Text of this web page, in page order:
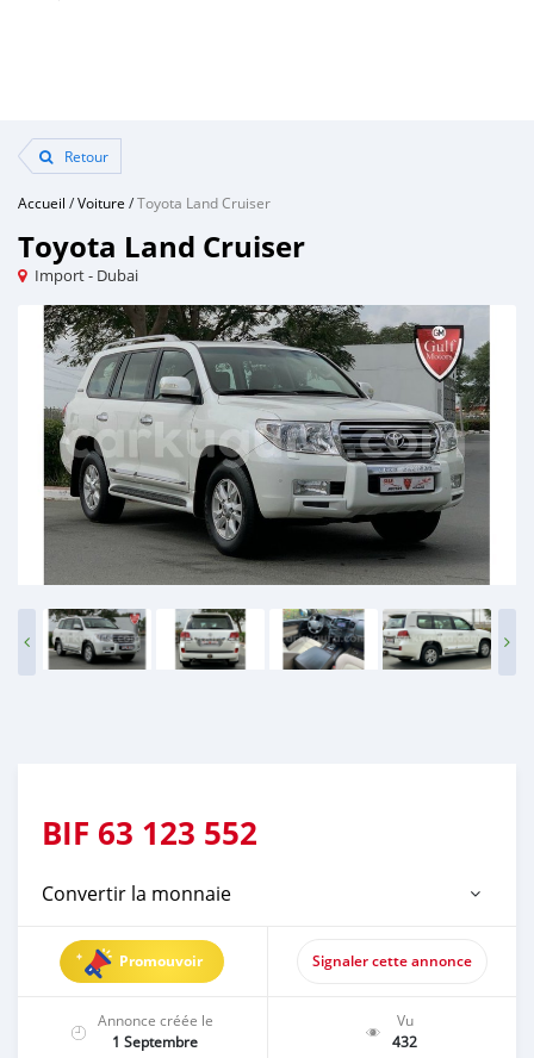
Retour
Accueil /Voiture /Toyota Land Cruiser
Toyota Land Cruiser
Import - Dubai
BIF 63 123 552
Convertir la monnaie
Promouvoir Signaler cette annonce
Annonce créée le
1 Septembre
Vu
432